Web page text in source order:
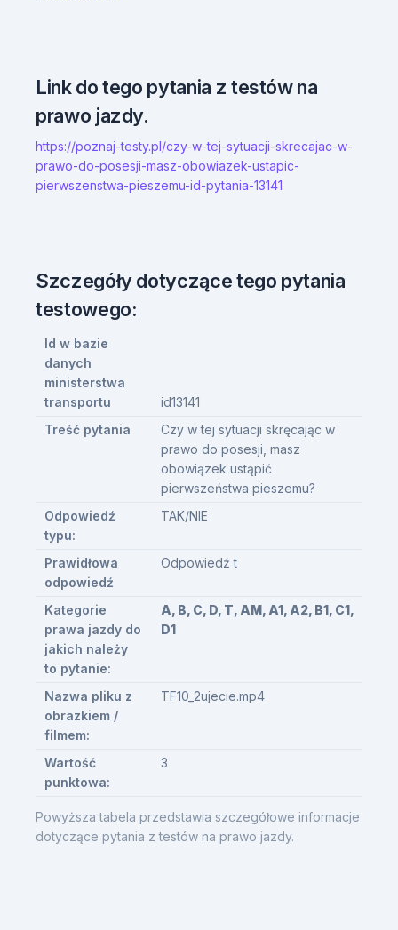
Link do tego pytania z testów na
prawo jazdy.
https://poznaj-testy.pl/czy-w-tej-sytuacji-skrecajac-w-
prawo-do-posesji-masz-obowiazek-ustapic-
pierwszenstwa-pieszemu-id-pytania-13141
Szczegóły dotyczące tego pytania
testowego:
Powyższa tabela przedstawia szczegółowe informacje
dotyczące pytania z testów na prawo jazdy.
Id w bazie
danych
ministerstwa
transportu
id13141
Treść pytania
Czy w tej sytuacji skręcając w
prawo do posesji, masz
obowiązek ustąpić
pierwszeństwa pieszemu?
Odpowiedź
typu:
TAK/NIE
Prawidłowa
odpowiedź
Odpowiedź t
Kategorie
prawa jazdy do
jakich należy
to pytanie:
A, B, C, D, T, AM, A1, A2, B1, C1,
D1
Nazwa pliku z
obrazkiem /
filmem:
TF10_2ujecie.mp4
Wartość
punktowa:
3